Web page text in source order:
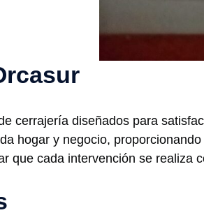
cerrajería diseñados para
hogar y negocio,
que cada intervención se realiza